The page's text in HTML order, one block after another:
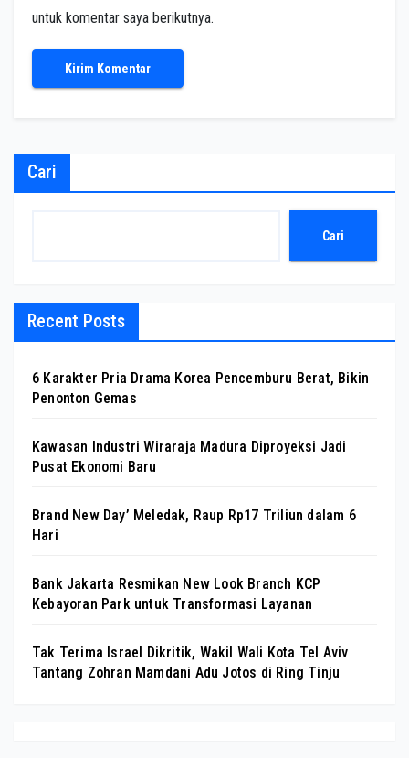
untuk komentar saya berikutnya.
Cari
Cari
Recent Posts
6 Karakter Pria Drama Korea Pencemburu Berat, Bikin
Penonton Gemas
Kawasan Industri Wiraraja Madura Diproyeksi Jadi
Pusat Ekonomi Baru
Brand New Day’ Meledak, Raup Rp17 Triliun dalam 6
Hari
Bank Jakarta Resmikan New Look Branch KCP
Kebayoran Park untuk Transformasi Layanan
Tak Terima Israel Dikritik, Wakil Wali Kota Tel Aviv
Tantang Zohran Mamdani Adu Jotos di Ring Tinju